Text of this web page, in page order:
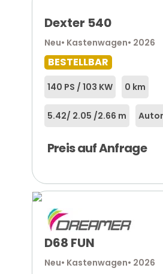
Dexter 540
Neu• Kastenwagen• 2026
BESTELLBAR
140 PS / 103 KW 0 km
5.42/ 2.05 /2.66 m
Preis auf Anfrage
D68 FUN
Neu• Kastenwagen• 2026